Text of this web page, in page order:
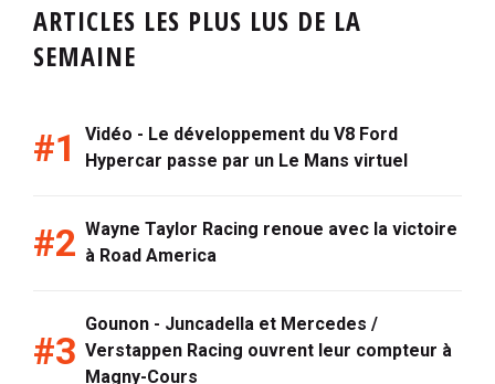
ARTICLES LES PLUS LUS DE LA
SEMAINE
Vidéo - Le développement du V8 Ford
Hypercar passe par un Le Mans virtuel
Wayne Taylor Racing renoue avec la victoire
à Road America
Gounon - Juncadella et Mercedes /
Verstappen Racing ouvrent leur compteur à
Magny-Cours